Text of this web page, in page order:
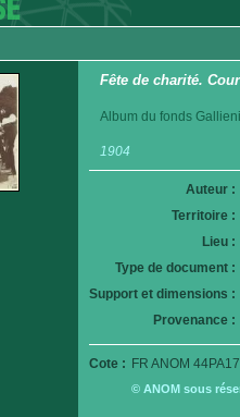
Fête de charité.
Album du fonds
1904
Auteur :
Territoire :
Lieu :
Type de document :
Support et dimensions :
Provenance :
Cote : FR ANOM
© ANOM sous